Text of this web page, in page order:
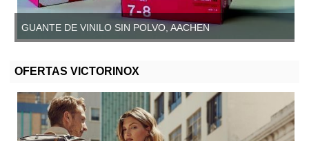
GUANTE DE VINILO SIN POLVO, AACHEN
OFERTAS VICTORINOX